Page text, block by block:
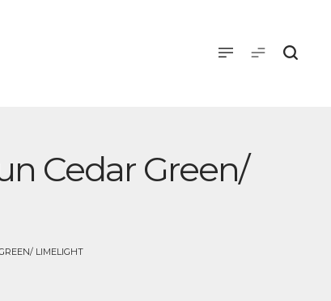
Cedar Green/
LIMELIGHT